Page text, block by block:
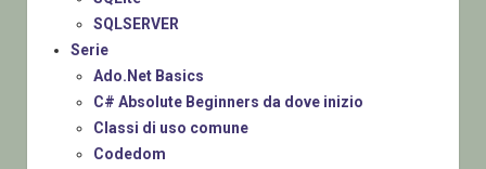
SQLSERVER
Serie
Ado.Net Basics
C# Absolute Beginners da dove inizio
Classi di uso comune
Codedom